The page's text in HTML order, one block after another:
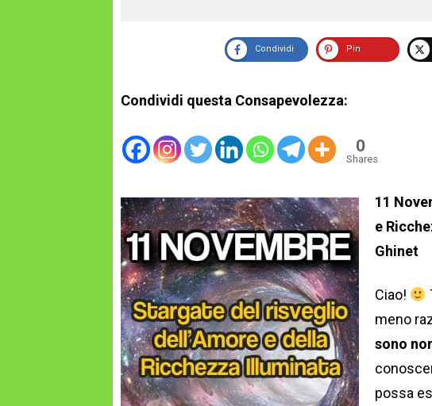
Condividi Pin
Condividi questa Consapevolezza:
0
Shares
11
e
Ghinet
Ciao!
meno
sono
possa